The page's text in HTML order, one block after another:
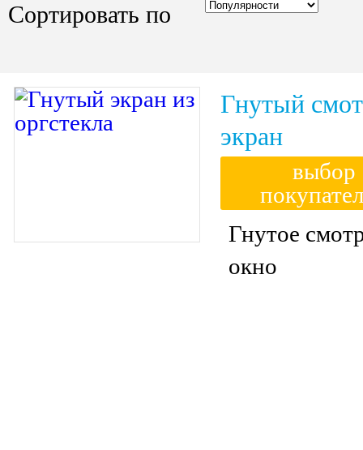
Сортировать по
Гнутый
экран
выбор
Гнутое
окно